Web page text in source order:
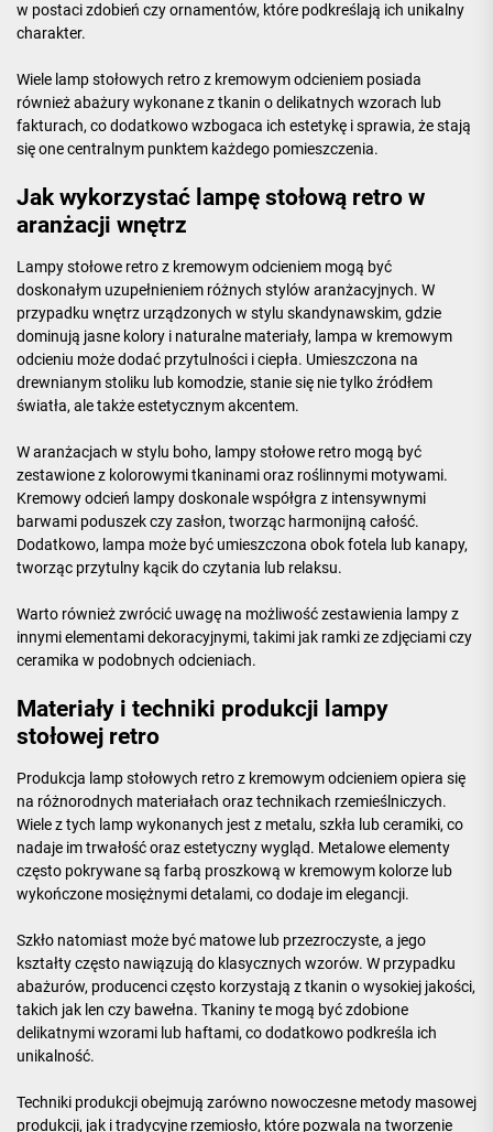
w postaci zdobień czy ornamentów, które podkreślają ich unikalny
charakter.
Wiele lamp stołowych retro z kremowym odcieniem posiada
również abażury wykonane z tkanin o delikatnych wzorach lub
fakturach, co dodatkowo wzbogaca ich estetykę i sprawia, że stają
się one centralnym punktem każdego pomieszczenia.
Jak wykorzystać lampę stołową retro w
aranżacji wnętrz
Lampy stołowe retro z kremowym odcieniem mogą być
doskonałym uzupełnieniem różnych stylów aranżacyjnych. W
przypadku wnętrz urządzonych w stylu skandynawskim, gdzie
dominują jasne kolory i naturalne materiały, lampa w kremowym
odcieniu może dodać przytulności i ciepła. Umieszczona na
drewnianym stoliku lub komodzie, stanie się nie tylko źródłem
światła, ale także estetycznym akcentem.
W aranżacjach w stylu boho, lampy stołowe retro mogą być
zestawione z kolorowymi tkaninami oraz roślinnymi motywami.
Kremowy odcień lampy doskonale współgra z intensywnymi
barwami poduszek czy zasłon, tworząc harmonijną całość.
Dodatkowo, lampa może być umieszczona obok fotela lub kanapy,
tworząc przytulny kącik do czytania lub relaksu.
Warto również zwrócić uwagę na możliwość zestawienia lampy z
innymi elementami dekoracyjnymi, takimi jak ramki ze zdjęciami czy
ceramika w podobnych odcieniach.
Materiały i techniki produkcji lampy
stołowej retro
Produkcja lamp stołowych retro z kremowym odcieniem opiera się
na różnorodnych materiałach oraz technikach rzemieślniczych.
Wiele z tych lamp wykonanych jest z metalu, szkła lub ceramiki, co
nadaje im trwałość oraz estetyczny wygląd. Metalowe elementy
często pokrywane są farbą proszkową w kremowym kolorze lub
wykończone mosiężnymi detalami, co dodaje im elegancji.
Szkło natomiast może być matowe lub przezroczyste, a jego
kształty często nawiązują do klasycznych wzorów. W przypadku
abażurów, producenci często korzystają z tkanin o wysokiej jakości,
takich jak len czy bawełna. Tkaniny te mogą być zdobione
delikatnymi wzorami lub haftami, co dodatkowo podkreśla ich
unikalność.
Techniki produkcji obejmują zarówno nowoczesne metody masowej
produkcji, jak i tradycyjne rzemiosło, które pozwala na tworzenie